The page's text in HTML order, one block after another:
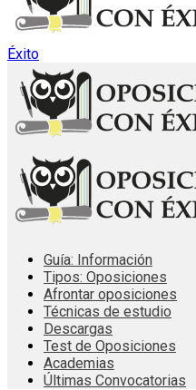
Éxito
Guía: Información
Tipos: Oposiciones
Afrontar oposiciones
Técnicas de estudio
Descargas
Test de Oposiciones
Academias
Últimas Convocatorias